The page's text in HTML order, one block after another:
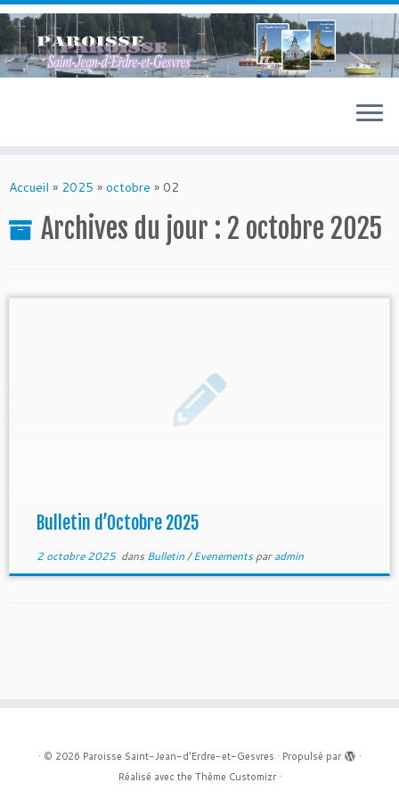
Passer
au
contenu
Accueil » 2025 » octobre » 02
Archives du jour : 2 octobre 2025
Bulletin d’Octobre 2025
2 octobre 2025dans Bulletin/Evenementsparadmin
· © 2026 Paroisse Saint-Jean-d'Erdre-et-Gesvres · Propulsé par
·
Réalisé avec the Thème Customizr·